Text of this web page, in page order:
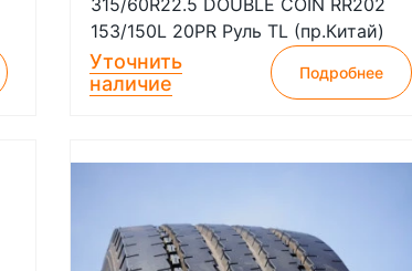
315/60R22.5 DOUBLE COIN RR202
153/150L 20PR Руль TL (пр.Китай)
Уточнить
наличие
Подробнее